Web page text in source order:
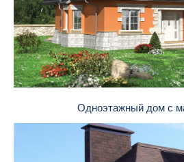
Одноэтажный дом с